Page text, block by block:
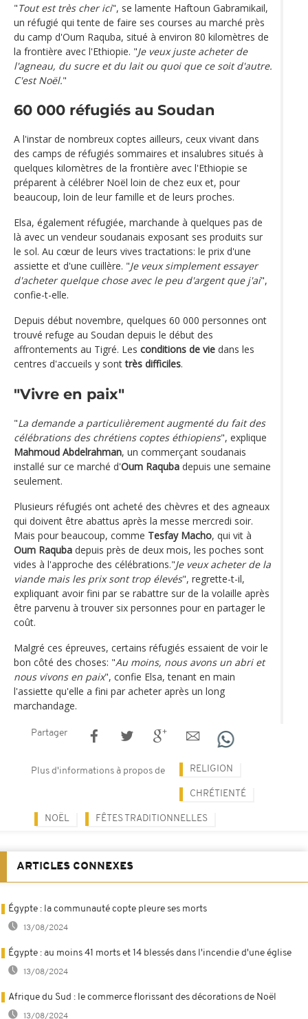
"Tout est très cher ici", se lamente Haftoun Gabramikail,
un réfugié qui tente de faire ses courses au marché près
du camp d'Oum Raquba, situé à environ 80 kilomètres de
la frontière avec l'Ethiopie. "Je veux juste acheter de
l'agneau, du sucre et du lait ou quoi que ce soit d'autre.
C'est Noël."
60 000 réfugiés au Soudan
A l'instar de nombreux coptes ailleurs, ceux vivant dans
des camps de réfugiés sommaires et insalubres situés à
quelques kilomètres de la frontière avec l'Ethiopie se
préparent à célébrer Noël loin de chez eux et, pour
beaucoup, loin de leur famille et de leurs proches.
Elsa, également réfugiée, marchande à quelques pas de
là avec un vendeur soudanais exposant ses produits sur
le sol. Au cœur de leurs vives tractations: le prix d'une
assiette et d'une cuillère. "Je veux simplement essayer
d'acheter quelque chose avec le peu d'argent que j'ai",
confie-t-elle.
Depuis début novembre, quelques 60 000 personnes ont
trouvé refuge au Soudan depuis le début des
affrontements au Tigré. Les conditions de vie dans les
centres d'accueils y sonttrès difficiles.
"Vivre en paix"
"La demande a particulièrement augmenté du fait des
célébrations des chrétiens coptes éthiopiens", explique
Mahmoud Abdelrahman, un commerçant soudanais
installé sur ce marché d'Oum Raquba depuis une semaine
seulement.
Plusieurs réfugiés ont acheté des chèvres et des agneaux
qui doivent être abattus après la messe mercredi soir.
Mais pour beaucoup, comme Tesfay Macho, qui vit à
Oum Raquba depuis près de deux mois, les poches sont
vides à l'approche des célébrations."Je veux acheter de la
viande mais les prix sont trop élevés", regrette-t-il,
expliquant avoir fini par se rabattre sur de la volaille après
être parvenu à trouver six personnes pour en partager le
coût.
Malgré ces épreuves, certains réfugiés essaient de voir le
bon côté des choses: "Au moins, nous avons un abri et
nous vivons en paix", confie Elsa, tenant en main
l'assiette qu'elle a fini par acheter après un long
marchandage.
Partager
Plus d'informations à propos de RELIGION
CHRÉTIENTÉ
NOËL FÊTES TRADITIONNELLES
ARTICLES CONNEXES
Égypte : la communauté copte pleure ses morts
13/08/2024
Égypte : au moins 41 morts et 14 blessés dans l'incendie d'une église
13/08/2024
Afrique du Sud : le commerce florissant des décorations de Noël
13/08/2024